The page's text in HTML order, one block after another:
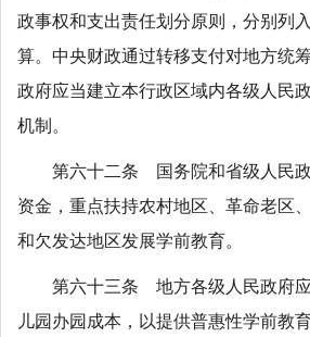
政事权和支出责任划分原则，分别列
算。中央财政通过转移支付对地方统
政府应当建立本行政区域内各级人民
机制。
第六十二条 国务院和省级人民
资金，重点扶持农村地区、革命老区
和欠发达地区发展学前教育。
第六十三条 地方各级人民政府
儿园办园成本，以提供普惠性学前教